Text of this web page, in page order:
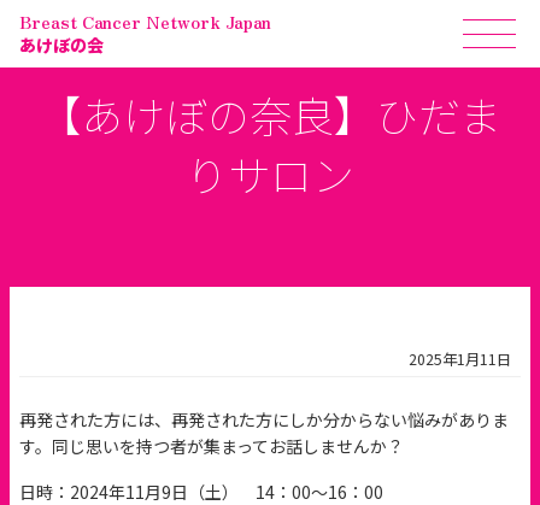
Breast Cancer Network Japan
あけぼの会
【あけぼの奈良】ひだま
りサロン
2025年1月11日
再発された方には、再発された方にしか分からない悩みがありま
す。同じ思いを持つ者が集まってお話しませんか？
日時：2024年11月9日（土） 14：00～16：00